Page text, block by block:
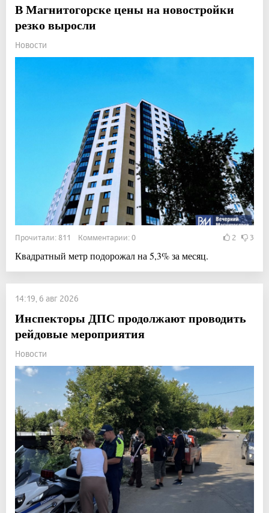
В Магнитогорске цены на новостройки
резко выросли
Новости
Прочитали: 811 Комментарии: 0 2 3
Квадратный метр подорожал на 5,3% за месяц.
14:19, 6 авг 2026
Инспекторы ДПС продолжают проводить
рейдовые мероприятия
Новости